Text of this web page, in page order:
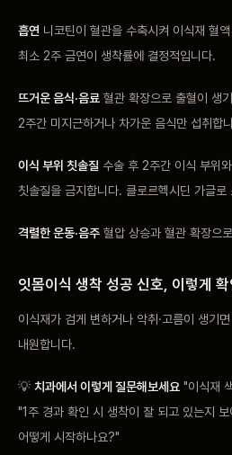
흡연 니코틴이 혈관을 수축시켜 이식재 혈
최소 2주 금연이 생착률에 결정적입니다.
뜨거운 음식·음료 혈관 확장으로 출혈이 생
2주간 미지근하거나 차가운 음식만 섭취합
이식 부위 칫솔질 수술 후 2주간 이식 부위
칫솔질을 금지합니다. 클로르헥시딘 가글로
격렬한 운동·음주 혈압 상승과 혈관 확장으
잇몸이식 생착 성공 신호, 이렇게
이식재가 검게 변하거나 악취·고름이 생기
내원합니다.
💡 치과에서 이렇게 질문해보세요 "이식재
"1주 경과 확인 시 생착이 잘 되고 있는지
어떻게 시작하나요?"